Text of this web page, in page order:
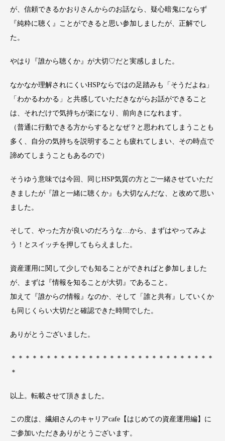
が、信頼できるかおりさんからのお話なら、疑心暗鬼にならず
『純粋に聴く』ことができると思い参加しましたが、正解でし
た。
やはり『誰から聴くか』が大切♡だと実感しました。
なかなか理解されにくいHSPならではの足踏みも「そうだよね」
「わかるわかる」と共感していただきながらお話ができること
は、それだけで気持ちが楽になり、前向きになれます。
（普通に行動できる方からするとなぜ？と思われてしまうことも
多く、自分の気持ちを説明することも疲れてしまい、その時点で
諦めてしまうこともあるので）
そうゆう意味では今回、同じHSP気質の方とご一緒させていただ
きましたが『誰と一緒に聴くか』も大切なんだな、と改めて思い
ました。
そして、やった方が良いのだろうな…から、まずはやってみよ
う！とスイッチを押してもらえました。
資産運用に関して少しでも知ることができればと参加しました
が、まずは『情報を知ることが大切』であること。
加えて『誰からの情報』なのか、そして「誰と共有』していくか
も同じくらい大切だと確認できた時間でした。
ありがとうございました。
＊＊＊＊＊＊＊＊＊＊＊＊＊＊＊＊＊＊＊＊＊＊＊＊＊＊＊＊＊
＊
以上。転載させて頂きました。
この度は、繊細さんのキャリアcafe【はじめての資産運用編】に
ご参加いただきありがとうございます。